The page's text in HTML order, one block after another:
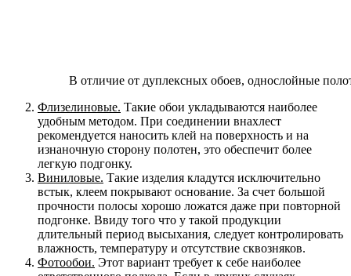
В отличие от дуплексных обоев, однослойные
Флизелиновые. Такие обои укладываются наиболее
удобным методом. При соединении внахлест
рекомендуется наносить клей на поверхность и на
изнаночную сторону полотен, это обеспечит более
легкую подгонку.
Виниловые. Такие изделия кладутся исключительно
встык, клеем покрывают основание. За счет большой
прочности полосы хорошо ложатся даже при повторной
подгонке. Ввиду того что у такой продукции
длительный период высыхания, следует контролировать
влажность, температуру и отсутствие сквозняков.
Фотообои. Этот вариант требует к себе наиболее